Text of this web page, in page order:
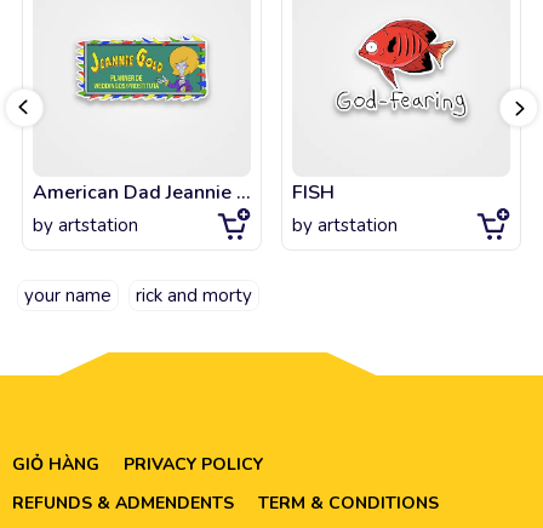
American Dad Jeannie Gold
by artstation
FISH
by artstation
your name rick and morty
GIỎ HÀNG
PRIVACY POLICY
REFUNDS & ADMENDENTS
TERM & CONDITIONS